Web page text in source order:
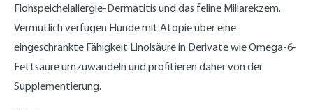
Flohspeichelallergie-Dermatitis und das feline Miliarekzem.
Vermutlich verfügen Hunde mit Atopie über eine
eingeschränkte Fähigkeit Linolsäure in Derivate wie Omega-6-
Fettsäure umzuwandeln und profitieren daher von der
Supplementierung.